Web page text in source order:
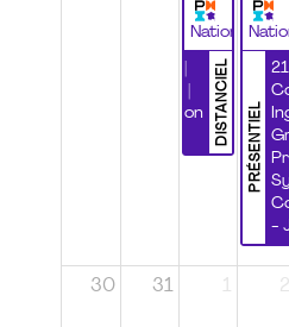
National
DISTANCIEL
Certification
PRÉSENTIEL
-
30 31 1 2